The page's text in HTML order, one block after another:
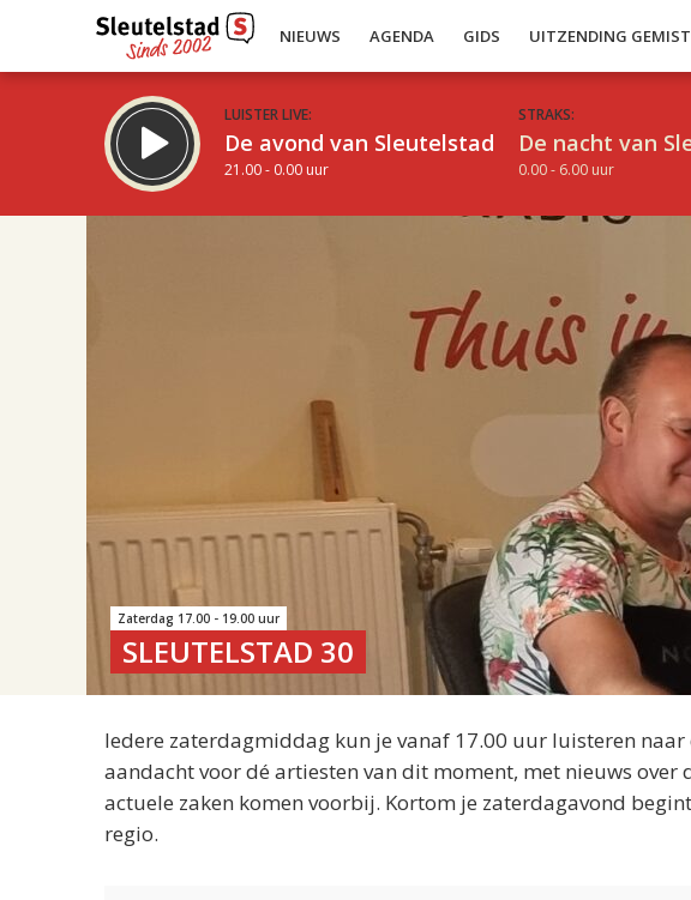
NIEUWS AGENDA GIDS UITZENDING GEMIST
LUISTER LIVE:
De avond van Sleutelstad
21.00 - 0.00 uur
STRAKS:
De nacht van
0.00 - 6.00 uur
Zaterdag 17.00 - 19.00 uur
SLEUTELSTAD 30
Iedere zaterdagmiddag kun je vanaf 17.00 uur luisteren
aandacht voor dé artiesten van dit moment, met nieuws
actuele zaken komen voorbij. Kortom je zaterdagavond
regio.